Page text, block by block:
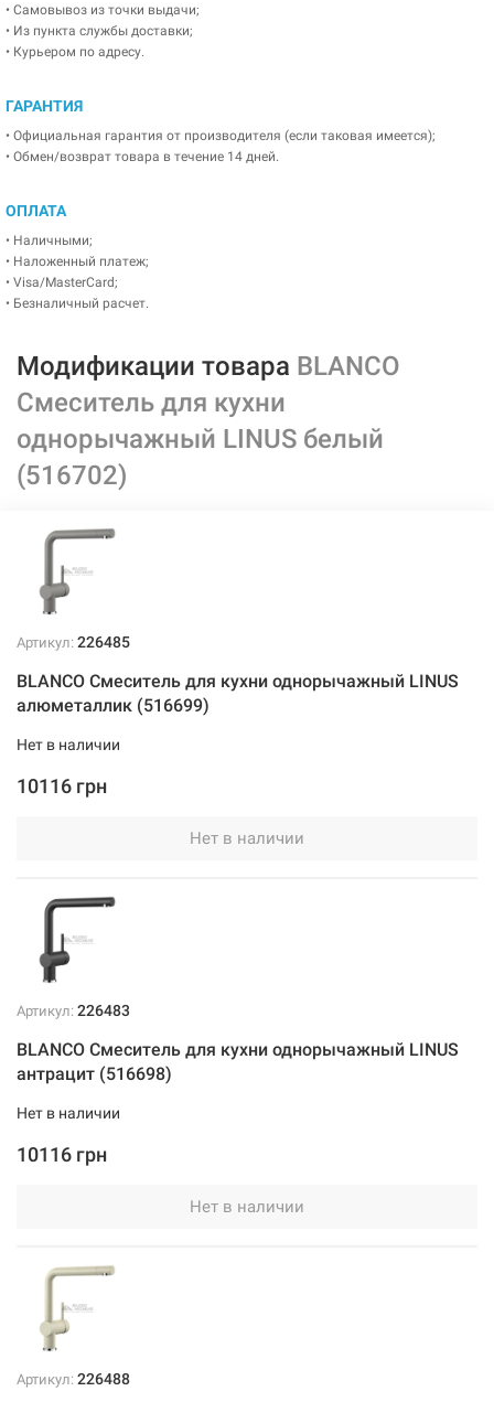
• Самовывоз из точки выдачи;
• Из пункта службы доставки;
• Курьером по адресу.
ГАРАНТИЯ
• Официальная гарантия от производителя (если таковая имеется);
• Обмен/возврат товара в течение 14 дней.
ОПЛАТА
• Наличными;
• Наложенный платеж;
• Visa/MasterCard;
• Безналичный расчет.
Модификации товара BLANCO
Смеситель для кухни
однорычажный LINUS белый
(516702)
Артикул: 226485
BLANCO Смеситель для кухни однорычажный LINUS
алюметаллик (516699)
Нет в наличии
10116 грн
Нет в наличии
Артикул: 226483
BLANCO Смеситель для кухни однорычажный LINUS
антрацит (516698)
Нет в наличии
10116 грн
Нет в наличии
Артикул: 226488